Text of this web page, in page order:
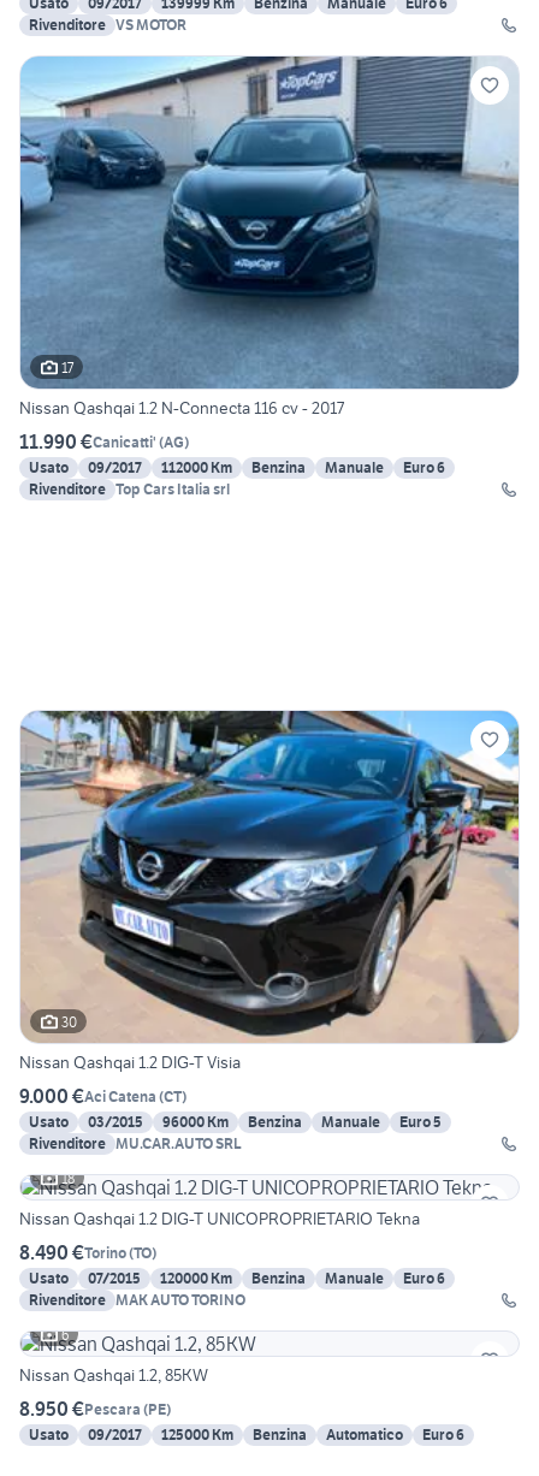
Rivenditore VS MOTOR
17
Nissan Qashqai 1.2 N-Connecta 116 cv - 2017
11.990 €Canicatti' (AG)
Usato
09/2017 112000 Km Benzina Manuale
Euro 6
Rivenditore Top Cars Italia srl
30
Nissan Qashqai 1.2 DIG-T Visia
9.000 €Aci Catena (CT)
Usato
03/2015 96000 Km Benzina Manuale
Euro 5
Rivenditore MU.CAR.AUTO SRL
18
Nissan Qashqai 1.2 DIG-T UNICOPROPRIETARIO Tekna
8.490 €Torino(TO)
Usato
07/2015 120000 Km Benzina Manuale
Euro 6
Rivenditore MAK AUTO TORINO
6
Nissan Qashqai 1.2, 85KW
8.950 €Pescara (PE)
Usato
09/2017 125000 Km Benzina Automatico Euro 6